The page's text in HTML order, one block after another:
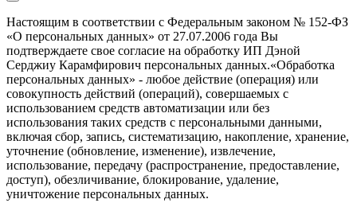
Настоящим в соответствии с Федеральным законом № 152-ФЗ
«О персональных данных» от 27.07.2006 года Вы
подтверждаете свое согласие на обработку ИП Дэной
Серджиу Карамфирович персональных данных.«Обработка
персональных данных» - любое действие (операция) или
совокупность действий (операций), совершаемых с
использованием средств автоматизации или без
использования таких средств с персональными данными,
включая сбор, запись, систематизацию, накопление, хранение,
уточнение (обновление, изменение), извлечение,
использование, передачу (распространение, предоставление,
доступ), обезличивание, блокирование, удаление,
уничтожение персональных данных.